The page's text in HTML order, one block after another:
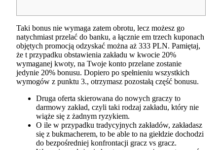
Taki bonus nie wymaga zatem obrotu, lecz możesz go
natychmiast przelać do banku, a łącznie em trzech kuponach
objętych promocją odzyskać można aż 333 PLN. Pamiętaj,
że t przypadku obstawienia zakładu w kwocie 20%
wymaganej kwoty, na Twoje konto przelane zostanie
jedynie 20% bonusu. Dopiero po spełnieniu wszystkich
wymogów z punktu 3., otrzymasz pozostałą część bonusu.
Druga oferta skierowana do nowych graczy to
darmowy zakład, czyli taki rodzaj zakładu, który nie
wiąże się z żadnym ryzykiem.
O ile w przypadku tradycyjnych zakładów, zakładasz
się z bukmacherem, to be able to na giełdzie dochodzi
do bezpośredniej konfrontacji gracz vs gracz.